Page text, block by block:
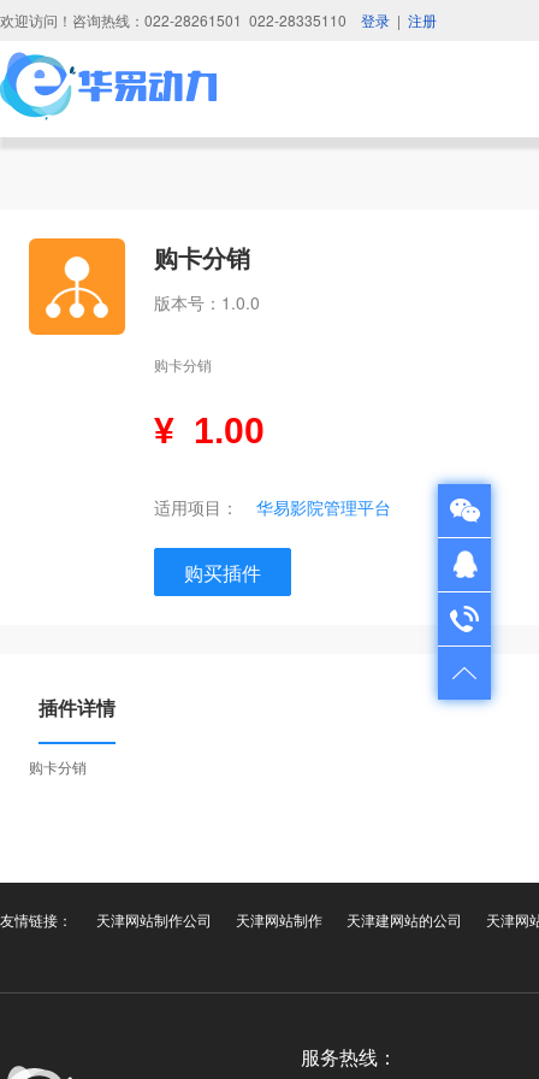
欢迎访问！咨询热线：022-28261501 022-28335110 登录 | 注册
购卡分销
版本号：1.0.0
购卡分销
¥ 1.00
适用项目： 华易影院管理平台
购买插件
插件详情
购卡分销
友情链接： 天津网站制作公司 天津网站制作 天津建网站的公司 天津网
服务热线：
QQ在线咨询